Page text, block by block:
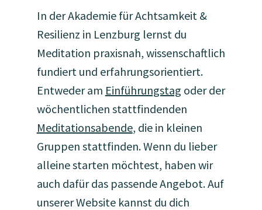
In der Akademie für Achtsamkeit &
Resilienz in Lenzburg lernst du
Meditation praxisnah, wissenschaftlich
fundiert und erfahrungsorientiert.
Entweder am Einführungstag oder der
wöchentlichen stattfindenden
Meditationsabende, die in kleinen
Gruppen stattfinden. Wenn du lieber
alleine starten möchtest, haben wir
auch dafür das passende Angebot. Auf
unserer Website kannst du dich